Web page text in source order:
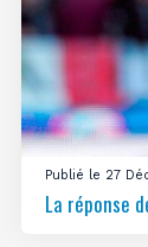
Publié le 27
La réponse